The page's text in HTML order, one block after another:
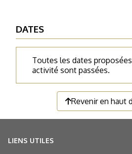
DATES
Toutes les dates
activité sont passées.
Revenir en haut
LIENS UTILES